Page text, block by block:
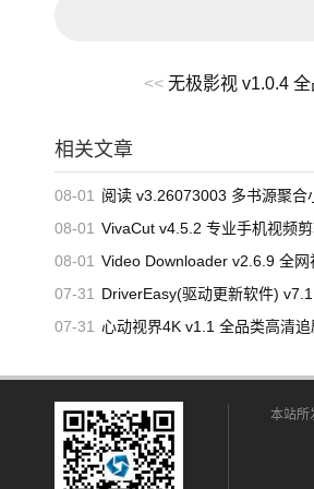
1、多元动漫资源聚合：主打国
用户的观影喜好。
3、分类与榜单浏览：划分推荐
发现热门佳作。
4、选集播放管理：连载动画配
<< 无极影视 v1.0.4
相关文章
08-01 阅读 v3.26073003 多书源聚合
08-01 VivaCut v4.5.2 专业手机视频剪
08-01 Video Downloader v2.6.9 全网视
07-31
DriverEasy(驱动更新软件)
07-31 心动视界4K v1.1 全品类高清追
本站所